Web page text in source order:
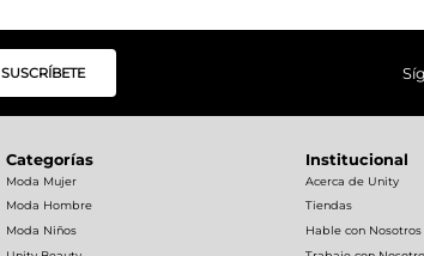
SUSCRÍBETE
Categorías
Moda Mujer
Moda Hombre
Moda Niños
Institucional
Acerca de Unity
Tiendas
Hable con Nosotros